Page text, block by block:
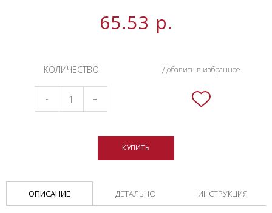
65.53 р.
КОЛИЧЕСТВО
- +
КУПИТЬ
Добавить в избранное
ОПИСАНИЕ ДЕТАЛЬНО ИНСТРУКЦИЯ